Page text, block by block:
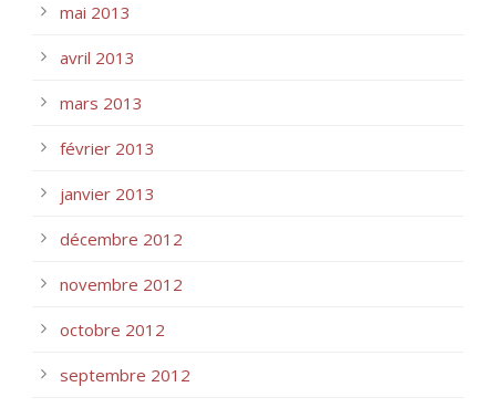
mai 2013
avril 2013
mars 2013
février 2013
janvier 2013
décembre 2012
novembre 2012
octobre 2012
septembre 2012